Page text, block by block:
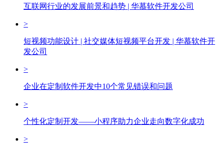
互联网行业的发展前景和趋势 | 华慕软件开发公司
>
短视频功能设计 | 社交媒体短视频平台开发 | 华慕软件开
发公司
>
企业在定制软件开发中10个常见错误和问题
>
个性化定制开发——小程序助力企业走向数字化成功
>